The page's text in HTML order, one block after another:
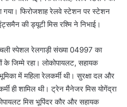
गया। फिरोजशाह रेलवे स्टेशन पर स्टेशन
की ड्यूटी मिस रश्मि ने निभाई।
स्पेशल रेलगाड़ी संख्या 04997 का
के जिम्मे रहा। लोकोपायलट, सहायक
में महिला रेलकर्मी थी। सुरक्षा दल और
ही शामिल थी। ट्रेन मैनेजर मिस योगेंद्रा
मिस भूपिंदर कौर और सहायक